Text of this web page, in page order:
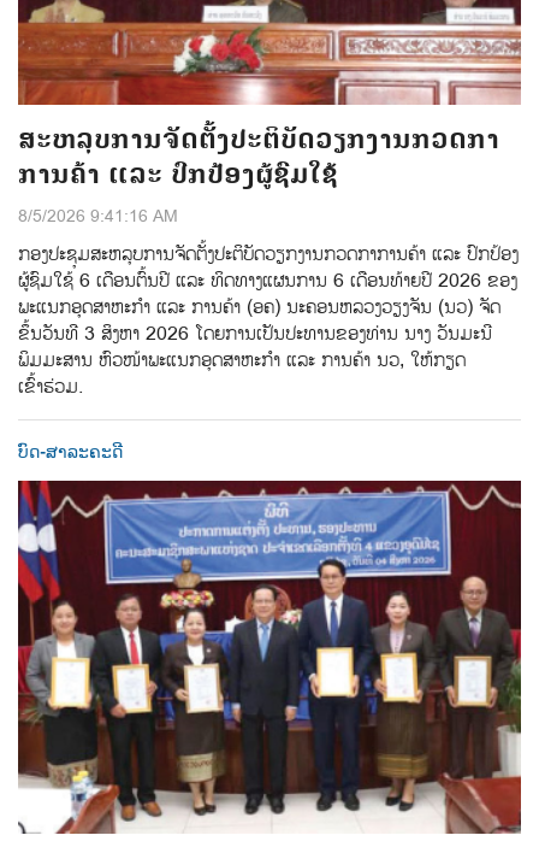
ສະຫລຸບການຈັດຕັ້ງປະຕິບັດວຽກງານກວດກາ
ການຄ້າ ແລະ ປົກປ້ອງຜູ້ຊົມໃຊ້
8/5/2026 9:41:16 AM
ກອງປະຊຸມສະຫລຸບການຈັດຕັ້ງປະຕິບັດວຽກງານກວດກາການຄ້າ ແລະ ປົກປ້ອງ
ຜູ້ຊົມໃຊ້ 6 ເດືອນຕົ້ນປີ ແລະ ທິດທາງແຜນການ 6 ເດືອນທ້າຍປີ 2026 ຂອງ
ພະແນກອຸດສາຫະກຳ ແລະ ການຄ້າ (ອຄ) ນະຄອນຫລວງວຽງຈັນ (ນວ) ຈັດ
ຂຶ້ນວັນທີ 3 ສິງຫາ 2026 ໂດຍການເປັນປະທານຂອງທ່ານ ນາງ ວັນມະນີ
ພິມມະສານ ຫົວໜ້າພະແນກອຸດສາຫະກຳ ແລະ ການຄ້າ ນວ, ໃຫ້ກຽດ
ເຂົ້າຮ່ວມ.
ບົດ-ສາລະຄະດີ